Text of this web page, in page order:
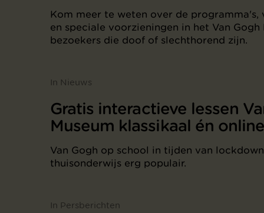
Kom meer te weten over de programma's,
en speciale voorzieningen in het Van Gogh
bezoekers die doof of slechthorend zijn.
In Nieuws
Gratis interactieve lessen
Museum klassikaal én
Van Gogh op school in tijden van
thuisonderwijs erg populair.
In Persberichten